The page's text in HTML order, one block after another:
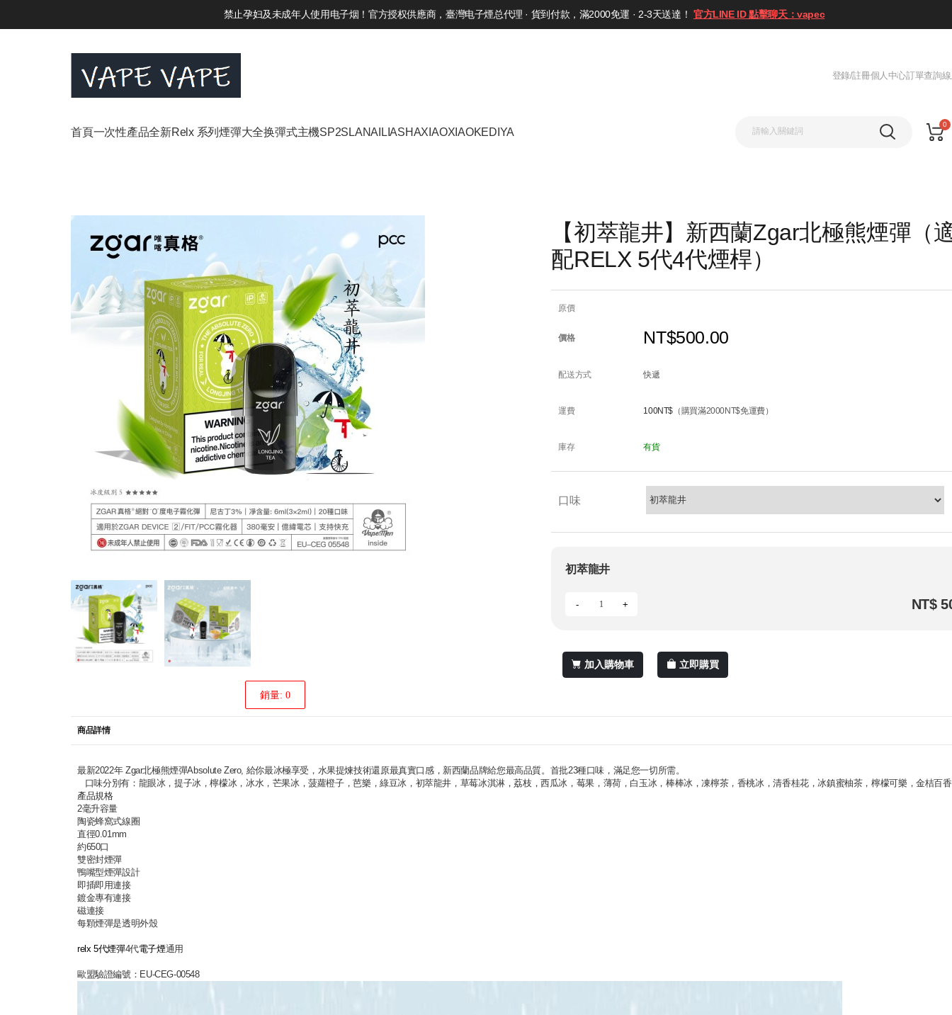
禁止孕妇及未成年人使用电子烟！官方授权供應商，臺灣电子煙总代理 · 貨到付款，滿2000免運 · 2-3天送達！ 官方LINE ID 點擊聊天：vapec
登錄/註冊個人中心訂單查詢
首頁一次性產品全新Relx 系列煙彈大全换彈式主機SP2S LANA ILIASHAXIAOXIAOKEDIYA
0
銷量: 0
【初萃龍井】新西蘭Zgar北極熊煙彈（
配RELX 5代4代煙桿）
原價
價格 NT$500.00
配送方式 快遞
運費 100NT$ （購買滿2000NT$免運費）
庫存 有貨
口味
初萃龍井
- + NT$
加入購物車 立即購買
商品詳情
最新2022年 Zgar北極熊煙彈Absolute Zero, 給你最冰極享受，水果提煉技術還原最真實口感，新西蘭品牌給您最高品質。首批23種口味，滿足您一切所需。
口味分別有：龍眼冰，提子冰，檸檬冰，冰水，芒果冰，菠蘿橙子，芭樂，綠豆冰，初萃龍井，草莓冰淇淋，荔枝，西瓜冰，莓果，薄荷，白玉冰，棒棒冰，凍檸茶，香桃冰，清香桂花，冰鎮蜜柚茶，檸檬可樂，金桔百
產品規格
2毫升容量
陶瓷蜂窩式線圈
直徑0.01mm
約650口
雙密封煙彈
鴨嘴型煙彈設計
即插即用連接
鍍金專有連接
磁連接
每顆煙彈是透明外殼
relx 5代煙彈4代電子煙通用
歐盟驗證編號：EU-CEG-00548